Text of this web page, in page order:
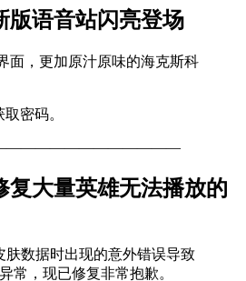
版语音站闪亮登场
面，更加原汁原味的海克斯科
密码。
复大量英雄无法播放的
肤数据时出现的意外错误导致
常，现已修复非常抱歉。